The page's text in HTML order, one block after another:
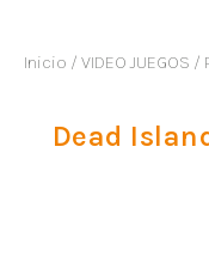
Inicio / VIDEO JUEGOS /
Dead